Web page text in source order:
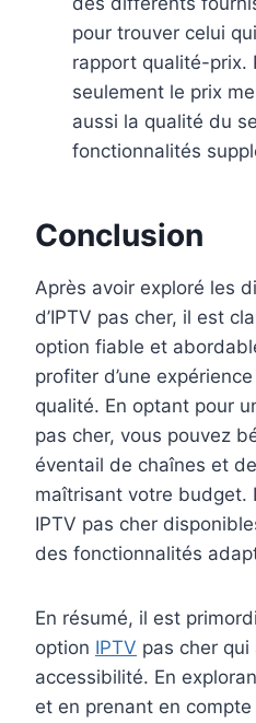
pour trouver celui
rapport qualité-prix.
seulement le prix
aussi la qualité du
fonctionnalités
Conclusion
Après avoir exploré les
d’IPTV pas cher, il est
option fiable et
profiter d’une
qualité. En optant pour
pas cher, vous pouvez
éventail de chaînes et
maîtrisant votre budget.
IPTV pas cher
des fonctionnalités
En résumé, il est
option IPTV pas cher
accessibilité. En
et en prenant en